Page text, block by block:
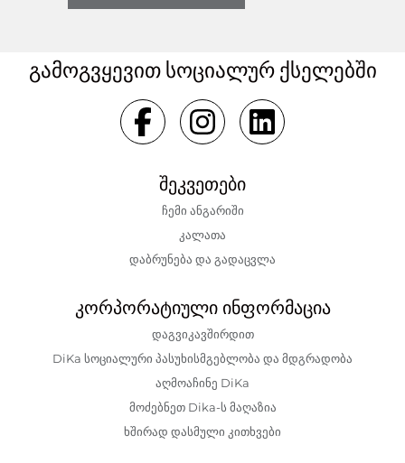
გამოგვყევით სოციალურ ქსელებში
შეკვეთები
ჩემი ანგარიში
კალათა
დაბრუნება და გადაცვლა
კორპორატიული ინფორმაცია
დაგვიკავშირდით
DiKa სოციალური პასუხისმგებლობა და მდგრადობა
აღმოაჩინე DiKa
მოძებნეთ Dika-ს მაღაზია
ხშირად დასმული კითხვები